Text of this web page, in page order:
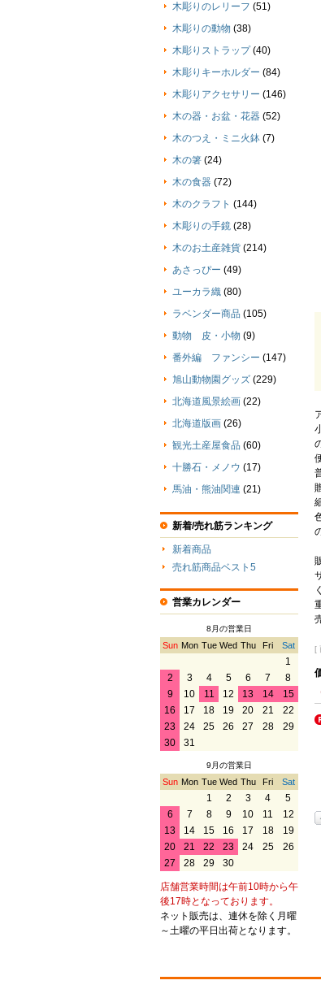
[
木彫りのレリーフ (51)
木彫りの動物 (38)
木彫りストラップ (40)
木彫りキーホルダー (84)
木彫りアクセサリー (146)
木の器・お盆・花器 (52)
木のつえ・ミニ火鉢 (7)
木の箸 (24)
木の食器 (72)
木のクラフト (144)
木彫りの手鏡 (28)
木のお土産雑貨 (214)
あさっぴー (49)
ユーカラ織 (80)
ラベンダー商品 (105)
動物 皮・小物 (9)
番外編 ファンシー (147)
旭山動物園グッズ (229)
北海道風景絵画 (22)
北海道版画 (26)
観光土産屋食品 (60)
十勝石・メノウ (17)
馬油・熊油関連 (21)
新着/売れ筋ランキング
新着商品
売れ筋商品ベスト5
営業カレンダー
8月の営業日
Sun Mon Tue Wed Thu Fri Sat
1
2
3 4 5 6 7
8
9
10 11 12 13 14
15
16
17 18 19 20 21
22
23
24 25 26 27 28
29
30
31
9月の営業日
Sun Mon Tue Wed Thu Fri Sat
1 2 3 4
5
6
7 8 9 10 11
12
13
14 15 16 17 18
19
20
21 22 23 24 25
26
27
28 29 30
店舗営業時間は午前10時から午
後17時となっております。
ネット販売は、連休を除く月曜
～土曜の平日出荷となります。